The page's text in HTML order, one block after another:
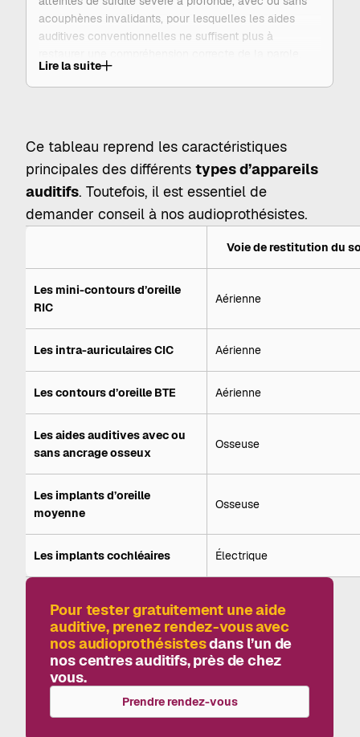
acouphènes invalidants, pour lesquelles les aides
auditives conventionnelles ne suffisent plus à
Contrairement aux aides auditives qui amplifient les
implantée chirurgicalement par unmédecin ORL
d’une partie externe, le processeur vocal, réglé et suivi
par l’audioprothésiste dans des centres spécialisés.
Lire la suite
Ce tableau reprend les caractéristiques
principales des différentstypes d’appareils
auditifs. Toutefois, il est essentiel de
demander conseil à nos audioprothésistes.
Voie de restitution du
Les mini-contours d’oreille
RIC
Aérienne
Les intra-auriculaires CIC Aérienne
Les contours d’oreille BTE Aérienne
Les aides auditives avec ou
sans ancrage osseux
Osseuse
Les implants d’oreille
moyenne
Osseuse
Les implants cochléaires Électrique
Pour tester gratuitement une aide
auditive, prenez rendez-vous avec
nos audioprothésistesdans l’un de
nos centres auditifs, près de chez
vous.
Prendre rendez-vous